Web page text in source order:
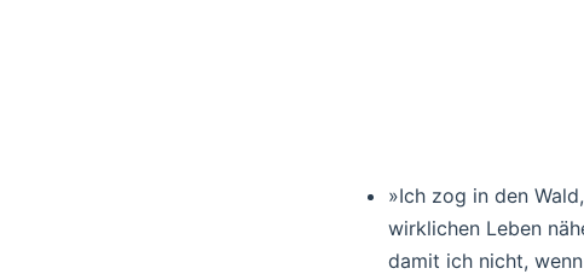
»Ich zog in den
wirklichen Leben
damit ich nicht,